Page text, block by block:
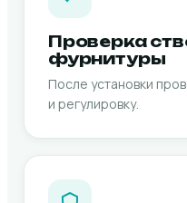
Проверка
фурнитуры
После установки
и регулировку.